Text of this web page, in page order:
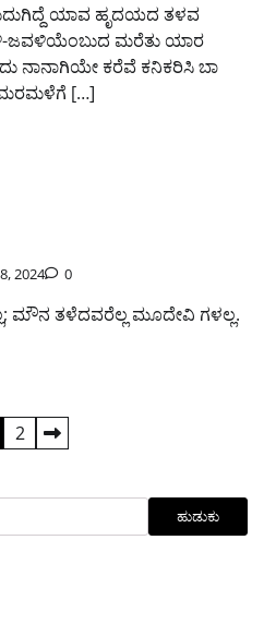
ಯಾವ ಹೃದಯದ ತಳವ
ಜವಳಿಯೆಂಬುದ ಮರೆತು ಯಾರ
ನಾನಾಗಿಯೇ ಕರೆವೆ ಕನಿಕರಿಸಿ ಬಾ
ಮರಮಳೆಗೆ […]
2024 0
ಮೌನ ತಳೆದವರೆಲ್ಲ ಮೂದೇವಿ ಗಳಲ್ಲ.
2
ಹುಡುಕು